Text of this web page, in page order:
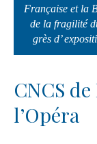
Française et la
de la fragilité
grès d’
CNCS
l’Opéra